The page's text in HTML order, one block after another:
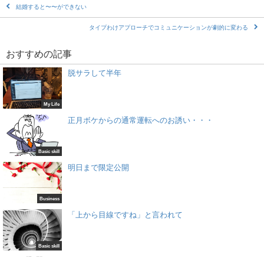
結婚すると〜〜ができない
タイプわけアプローチでコミュニケーションが劇的に変わる
おすすめの記事
My Life
脱サラして半年
Basic skill
正月ボケからの通常運転へのお誘い・・・
Business
明日まで限定公開
Basic skill
「上から目線ですね」と言われて